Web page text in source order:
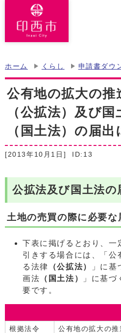
ホーム くらし 申請書ダウ
公有地の拡大の推
（公拡法）及び
（国土法）の届
[2013年10月1日] ID:13
公拡法及び国土法の
土地の売買の際に必要な
下表に掲げるとおり、一
引きする場合には、「公
る法律
（公拡法）
」に
画法 （国土法）
」に基
要です。
根拠法令
公有地の拡大の推